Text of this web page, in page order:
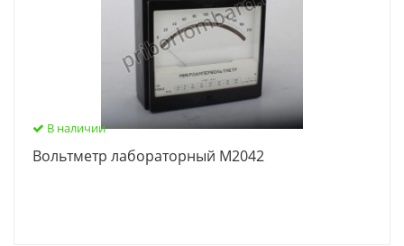
В наличии
Вольтметр лабораторный М2042